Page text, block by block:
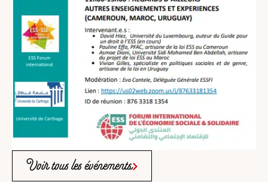
Voir tous les événements